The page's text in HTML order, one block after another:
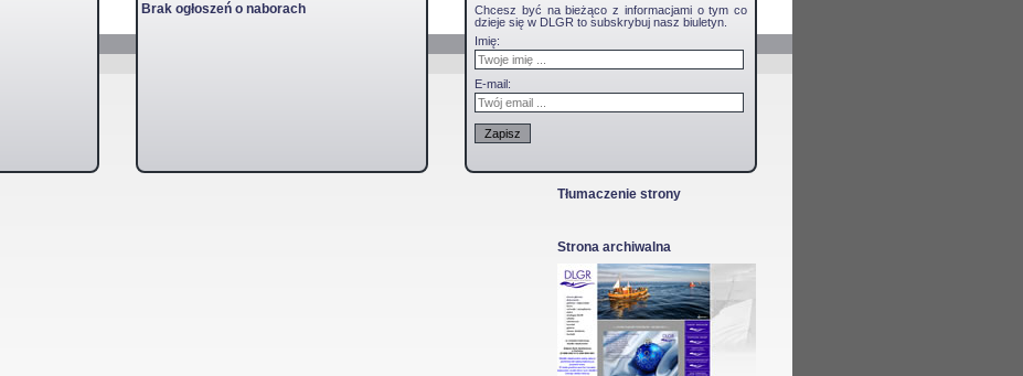
Brak ogłoszeń o naborach
Chcesz być na bieżąco z informacjami o tym co
dzieje się w DLGR to subskrybuj nasz biuletyn.
Imię:
E-mail:
Tłumaczenie strony
Strona archiwalna